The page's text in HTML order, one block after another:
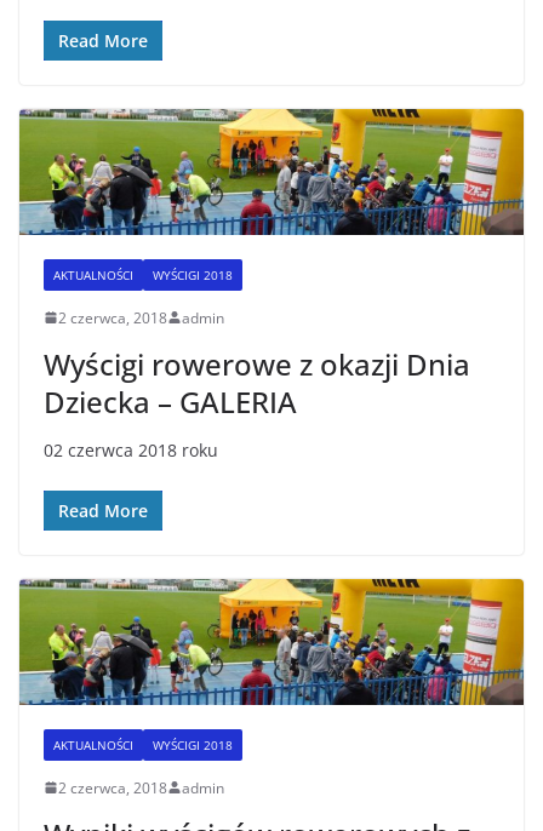
Read More
AKTUALNOŚCI WYŚCIGI 2018
2 czerwca, 2018 admin
Wyścigi rowerowe z okazji Dnia
Dziecka – GALERIA
02 czerwca 2018 roku
Read More
AKTUALNOŚCI WYŚCIGI 2018
2 czerwca, 2018 admin